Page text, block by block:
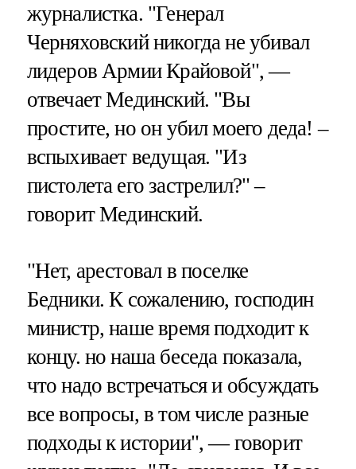
журналистка. "Генерал
Черняховский никогда не убивал
лидеров Армии Крайовой", —
отвечает Мединский. "Вы
простите, но он убил моего деда! –
вспыхивает ведущая. "Из
пистолета его застрелил?" –
говорит Мединский.
"Нет, арестовал в поселке
Бедники. К сожалению, господин
министр, наше время подходит к
концу. но наша беседа показала,
что надо встречаться и обсуждать
все вопросы, в том числе разные
подходы к истории", — говорит